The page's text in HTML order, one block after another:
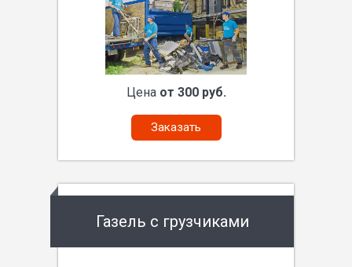
Цена от 300 руб.
Заказать
Газель с грузчиками